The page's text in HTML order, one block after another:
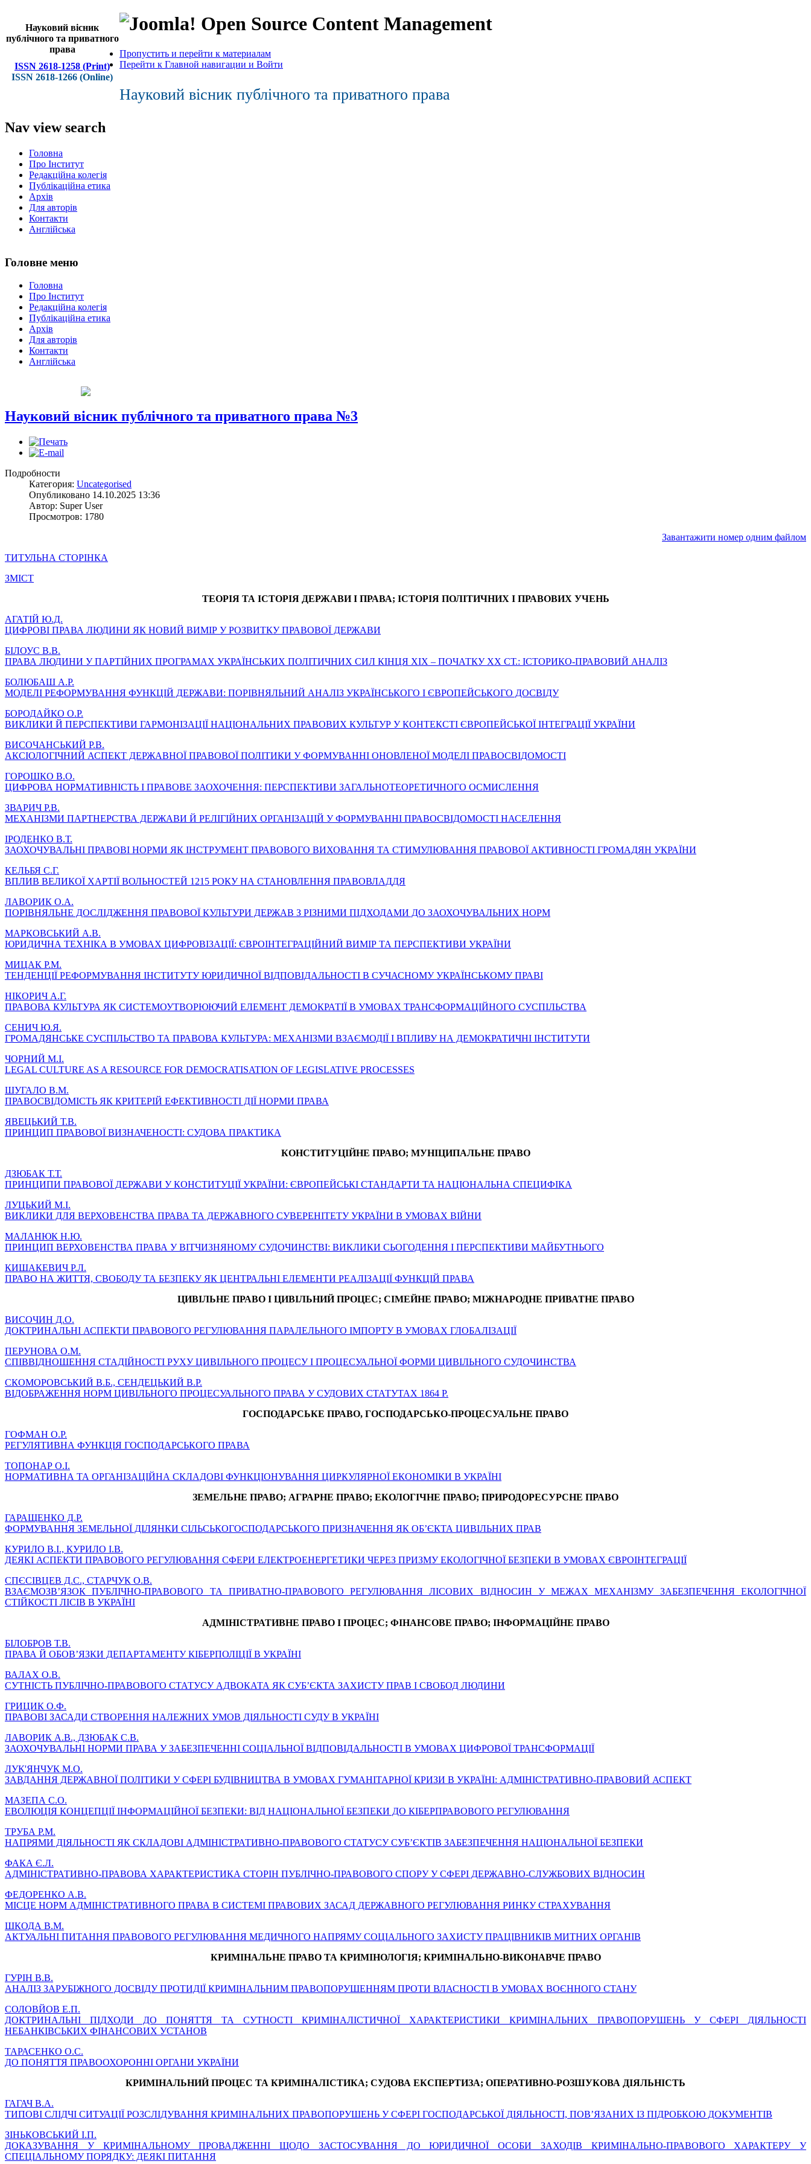
Науковий вісник
публічного та приватного
права
ISSN 2618-1258 (Print)
ISSN 2618-1266 (Online)
Open Source Content Management
Пропустить и перейти к материалам
Перейти к Главной навигации и Войти
Науковий вісник публічного та приватного права
Nav view search
Головна
Про Інститут
Редакційна колегія
Публікаційна етика
Архів
Для авторів
Контакти
Англійська
Головне меню
Головна
Про Інститут
Редакційна колегія
Публікаційна етика
Архів
Для авторів
Контакти
Англійська
Науковий вісник публічного та приватного права №3
Подробности
Категория: Uncategorised
Опубликовано 14.10.2025 13:36
Автор: Super User
Просмотров: 1780
Завантажити номер одним файлом
ТИТУЛЬНА СТОРІНКА
ЗМІСТ
ТЕОРІЯ ТА ІСТОРІЯ ДЕРЖАВИ І ПРАВА; ІСТОРІЯ ПОЛІТИЧНИХ І ПРАВОВИХ УЧЕНЬ
АГАТІЙ Ю.Д.
ЦИФРОВІ ПРАВА ЛЮДИНИ ЯК НОВИЙ ВИМІР У РОЗВИТКУ ПРАВОВОЇ ДЕРЖАВИ
БІЛОУС В.В.
ПРАВА ЛЮДИНИ У ПАРТІЙНИХ ПРОГРАМАХ УКРАЇНСЬКИХ ПОЛІТИЧНИХ СИЛ КІНЦЯ ХІХ – ПОЧАТКУ ХХ СТ.: ІСТОРИКО-ПРАВОВИЙ АНАЛІЗ
БОЛЮБАШ А.Р.
МОДЕЛІ РЕФОРМУВАННЯ ФУНКЦІЙ ДЕРЖАВИ: ПОРІВНЯЛЬНИЙ АНАЛІЗ УКРАЇНСЬКОГО І ЄВРОПЕЙСЬКОГО ДОСВІДУ
БОРОДАЙКО О.Р.
ВИКЛИКИ Й ПЕРСПЕКТИВИ ГАРМОНІЗАЦІЇ НАЦІОНАЛЬНИХ ПРАВОВИХ КУЛЬТУР У КОНТЕКСТІ ЄВРОПЕЙСЬКОЇ ІНТЕГРАЦІЇ УКРАЇНИ
ВИСОЧАНСЬКИЙ Р.В.
АКСІОЛОГІЧНИЙ АСПЕКТ ДЕРЖАВНОЇ ПРАВОВОЇ ПОЛІТИКИ У ФОРМУВАННІ ОНОВЛЕНОЇ МОДЕЛІ ПРАВОСВІДОМОСТІ
ГОРОШКО В.О.
ЦИФРОВА НОРМАТИВНІСТЬ І ПРАВОВЕ ЗАОХОЧЕННЯ: ПЕРСПЕКТИВИ ЗАГАЛЬНОТЕОРЕТИЧНОГО ОСМИСЛЕННЯ
ЗВАРИЧ Р.В.
МЕХАНІЗМИ ПАРТНЕРСТВА ДЕРЖАВИ Й РЕЛІГІЙНИХ ОРГАНІЗАЦІЙ У ФОРМУВАННІ ПРАВОСВІДОМОСТІ НАСЕЛЕННЯ
ІРОДЕНКО В.Т.
ЗАОХОЧУВАЛЬНІ ПРАВОВІ НОРМИ ЯК ІНСТРУМЕНТ ПРАВОВОГО ВИХОВАННЯ ТА СТИМУЛЮВАННЯ ПРАВОВОЇ АКТИВНОСТІ ГРОМАДЯН УКРАЇНИ
КЕЛЬБЯ С.Г.
ВПЛИВ ВЕЛИКОЇ ХАРТІЇ ВОЛЬНОСТЕЙ 1215 РОКУ НА СТАНОВЛЕННЯ ПРАВОВЛАДДЯ
ЛАВОРИК О.А.
ПОРІВНЯЛЬНЕ ДОСЛІДЖЕННЯ ПРАВОВОЇ КУЛЬТУРИ ДЕРЖАВ З РІЗНИМИ ПІДХОДАМИ ДО ЗАОХОЧУВАЛЬНИХ НОРМ
МАРКОВСЬКИЙ А.В.
ЮРИДИЧНА ТЕХНІКА В УМОВАХ ЦИФРОВІЗАЦІЇ: ЄВРОІНТЕГРАЦІЙНИЙ ВИМІР ТА ПЕРСПЕКТИВИ УКРАЇНИ
МИЦАК Р.М.
ТЕНДЕНЦІЇ РЕФОРМУВАННЯ ІНСТИТУТУ ЮРИДИЧНОЇ ВІДПОВІДАЛЬНОСТІ В СУЧАСНОМУ УКРАЇНСЬКОМУ ПРАВІ
НІКОРИЧ А.Г.
ПРАВОВА КУЛЬТУРА ЯК СИСТЕМОУТВОРЮЮЧИЙ ЕЛЕМЕНТ ДЕМОКРАТІЇ В УМОВАХ ТРАНСФОРМАЦІЙНОГО СУСПІЛЬСТВА
СЕНИЧ Ю.Я.
ГРОМАДЯНСЬКЕ СУСПІЛЬСТВО ТА ПРАВОВА КУЛЬТУРА: МЕХАНІЗМИ ВЗАЄМОДІЇ І ВПЛИВУ НА ДЕМОКРАТИЧНІ ІНСТИТУТИ
ЧОРНИЙ М.І.
LEGAL CULTURE AS A RESOURCE FOR DEMOCRATISATION OF LEGISLATIVE PROCESSES
ШУГАЛО В.М.
ПРАВОСВІДОМІСТЬ ЯК КРИТЕРІЙ ЕФЕКТИВНОСТІ ДІЇ НОРМИ ПРАВА
ЯВЕЦЬКИЙ Т.В.
ПРИНЦИП ПРАВОВОЇ ВИЗНАЧЕНОСТІ: СУДОВА ПРАКТИКА
КОНСТИТУЦІЙНЕ ПРАВО; МУНІЦИПАЛЬНЕ ПРАВО
ДЗЮБАК Т.Т.
ПРИНЦИПИ ПРАВОВОЇ ДЕРЖАВИ У КОНСТИТУЦІЇ УКРАЇНИ: ЄВРОПЕЙСЬКІ СТАНДАРТИ ТА НАЦІОНАЛЬНА СПЕЦИФІКА
ЛУЦЬКИЙ М.І.
ВИКЛИКИ ДЛЯ ВЕРХОВЕНСТВА ПРАВА ТА ДЕРЖАВНОГО СУВЕРЕНІТЕТУ УКРАЇНИ В УМОВАХ ВІЙНИ
МАЛАНЮК Н.Ю.
ПРИНЦИП ВЕРХОВЕНСТВА ПРАВА У ВІТЧИЗНЯНОМУ СУДОЧИНСТВІ: ВИКЛИКИ СЬОГОДЕННЯ І ПЕРСПЕКТИВИ МАЙБУТНЬОГО
КИШАКЕВИЧ Р.Л.
ПРАВО НА ЖИТТЯ, СВОБОДУ ТА БЕЗПЕКУ ЯК ЦЕНТРАЛЬНІ ЕЛЕМЕНТИ РЕАЛІЗАЦІЇ ФУНКЦІЙ ПРАВА
ЦИВІЛЬНЕ ПРАВО І ЦИВІЛЬНИЙ ПРОЦЕС; СІМЕЙНЕ ПРАВО; МІЖНАРОДНЕ ПРИВАТНЕ ПРАВО
ВИСОЧИН Д.О.
ДОКТРИНАЛЬНІ АСПЕКТИ ПРАВОВОГО РЕГУЛЮВАННЯ ПАРАЛЕЛЬНОГО ІМПОРТУ В УМОВАХ ГЛОБАЛІЗАЦІЇ
ПЕРУНОВА О.М.
СПІВВІДНОШЕННЯ СТАДІЙНОСТІ РУХУ ЦИВІЛЬНОГО ПРОЦЕСУ І ПРОЦЕСУАЛЬНОЇ ФОРМИ ЦИВІЛЬНОГО СУДОЧИНСТВА
СКОМОРОВСЬКИЙ В.Б., СЕНДЕЦЬКИЙ В.Р.
ВІДОБРАЖЕННЯ НОРМ ЦИВІЛЬНОГО ПРОЦЕСУАЛЬНОГО ПРАВА У СУДОВИХ СТАТУТАХ 1864 Р.
ГОСПОДАРСЬКЕ ПРАВО, ГОСПОДАРСЬКО-ПРОЦЕСУАЛЬНЕ ПРАВО
ГОФМАН О.Р.
РЕГУЛЯТИВНА ФУНКЦІЯ ГОСПОДАРСЬКОГО ПРАВА
ТОПОНАР О.І.
НОРМАТИВНА ТА ОРГАНІЗАЦІЙНА СКЛАДОВІ ФУНКЦІОНУВАННЯ ЦИРКУЛЯРНОЇ ЕКОНОМІКИ В УКРАЇНІ
ЗЕМЕЛЬНЕ ПРАВО; АГРАРНЕ ПРАВО; ЕКОЛОГІЧНЕ ПРАВО; ПРИРОДОРЕСУРСНЕ ПРАВО
ГАРАЩЕНКО Д.Р.
ФОРМУВАННЯ ЗЕМЕЛЬНОЇ ДІЛЯНКИ СІЛЬСЬКОГОСПОДАРСЬКОГО ПРИЗНАЧЕННЯ ЯК ОБ’ЄКТА ЦИВІЛЬНИХ ПРАВ
КУРИЛО В.І., КУРИЛО І.В.
ДЕЯКІ АСПЕКТИ ПРАВОВОГО РЕГУЛЮВАННЯ СФЕРИ ЕЛЕКТРОЕНЕРГЕТИКИ ЧЕРЕЗ ПРИЗМУ ЕКОЛОГІЧНОЇ БЕЗПЕКИ В УМОВАХ ЄВРОІНТЕГРАЦІЇ
СПЄСІВЦЕВ Д.С., СТАРЧУК О.В.
ВЗАЄМОЗВ’ЯЗОК ПУБЛІЧНО-ПРАВОВОГО ТА ПРИВАТНО-ПРАВОВОГО РЕГУЛЮВАННЯ ЛІСОВИХ ВІДНОСИН У МЕЖАХ МЕХАНІЗМУ ЗАБЕЗПЕЧЕННЯ ЕКОЛОГІЧНОЇ
СТІЙКОСТІ ЛІСІВ В УКРАЇНІ
АДМІНІСТРАТИВНЕ ПРАВО І ПРОЦЕС; ФІНАНСОВЕ ПРАВО; ІНФОРМАЦІЙНЕ ПРАВО
БІЛОБРОВ Т.В.
ПРАВА Й ОБОВ’ЯЗКИ ДЕПАРТАМЕНТУ КІБЕРПОЛІЦІЇ В УКРАЇНІ
ВАЛАХ О.В.
СУТНІСТЬ ПУБЛІЧНО-ПРАВОВОГО СТАТУСУ АДВОКАТА ЯК СУБ’ЄКТА ЗАХИСТУ ПРАВ І СВОБОД ЛЮДИНИ
ГРИЦИК О.Ф.
ПРАВОВІ ЗАСАДИ СТВОРЕННЯ НАЛЕЖНИХ УМОВ ДІЯЛЬНОСТІ СУДУ В УКРАЇНІ
ЛАВОРИК А.В., ДЗЮБАК С.В.
ЗАОХОЧУВАЛЬНІ НОРМИ ПРАВА У ЗАБЕЗПЕЧЕННІ СОЦІАЛЬНОЇ ВІДПОВІДАЛЬНОСТІ В УМОВАХ ЦИФРОВОЇ ТРАНСФОРМАЦІЇ
ЛУК'ЯНЧУК М.О.
ЗАВДАННЯ ДЕРЖАВНОЇ ПОЛІТИКИ У СФЕРІ БУДІВНИЦТВА В УМОВАХ ГУМАНІТАРНОЇ КРИЗИ В УКРАЇНІ: АДМІНІСТРАТИВНО-ПРАВОВИЙ АСПЕКТ
МАЗЕПА С.О.
ЕВОЛЮЦІЯ КОНЦЕПЦІЇ ІНФОРМАЦІЙНОЇ БЕЗПЕКИ: ВІД НАЦІОНАЛЬНОЇ БЕЗПЕКИ ДО КІБЕРПРАВОВОГО РЕГУЛЮВАННЯ
ТРУБА Р.М.
НАПРЯМИ ДІЯЛЬНОСТІ ЯК СКЛАДОВІ АДМІНІСТРАТИВНО-ПРАВОВОГО СТАТУСУ СУБ’ЄКТІВ ЗАБЕЗПЕЧЕННЯ НАЦІОНАЛЬНОЇ БЕЗПЕКИ
ФАКА Є.Л.
АДМІНІСТРАТИВНО-ПРАВОВА ХАРАКТЕРИСТИКА СТОРІН ПУБЛІЧНО-ПРАВОВОГО СПОРУ У СФЕРІ ДЕРЖАВНО-СЛУЖБОВИХ ВІДНОСИН
ФЕДОРЕНКО А.В.
МІСЦЕ НОРМ АДМІНІСТРАТИВНОГО ПРАВА В СИСТЕМІ ПРАВОВИХ ЗАСАД ДЕРЖАВНОГО РЕГУЛЮВАННЯ РИНКУ СТРАХУВАННЯ
ШКОДА В.М.
АКТУАЛЬНІ ПИТАННЯ ПРАВОВОГО РЕГУЛЮВАННЯ МЕДИЧНОГО НАПРЯМУ СОЦІАЛЬНОГО ЗАХИСТУ ПРАЦІВНИКІВ МИТНИХ ОРГАНІВ
КРИМІНАЛЬНЕ ПРАВО ТА КРИМІНОЛОГІЯ; КРИМІНАЛЬНО-ВИКОНАВЧЕ ПРАВО
ГУРІН В.В.
АНАЛІЗ ЗАРУБІЖНОГО ДОСВІДУ ПРОТИДІЇ КРИМІНАЛЬНИМ ПРАВОПОРУШЕННЯМ ПРОТИ ВЛАСНОСТІ В УМОВАХ ВОЄННОГО СТАНУ
СОЛОВЙОВ Е.П.
ДОКТРИНАЛЬНІ ПІДХОДИ ДО ПОНЯТТЯ ТА СУТНОСТІ КРИМІНАЛІСТИЧНОЇ ХАРАКТЕРИСТИКИ КРИМІНАЛЬНИХ ПРАВОПОРУШЕНЬ У СФЕРІ ДІЯЛЬНОСТІ
НЕБАНКІВСЬКИХ ФІНАНСОВИХ УСТАНОВ
ТАРАСЕНКО О.С.
ДО ПОНЯТТЯ ПРАВООХОРОННІ ОРГАНИ УКРАЇНИ
КРИМІНАЛЬНИЙ ПРОЦЕС ТА КРИМІНАЛІСТИКА; СУДОВА ЕКСПЕРТИЗА; ОПЕРАТИВНО-РОЗШУКОВА ДІЯЛЬНІСТЬ
ГАГАЧ В.А.
ТИПОВІ СЛІДЧІ СИТУАЦІЇ РОЗСЛІДУВАННЯ КРИМІНАЛЬНИХ ПРАВОПОРУШЕНЬ У СФЕРІ ГОСПОДАРСЬКОЇ ДІЯЛЬНОСТІ, ПОВ’ЯЗАНИХ ІЗ ПІДРОБКОЮ ДОКУМЕНТІВ
ЗІНЬКОВСЬКИЙ І.П.
ДОКАЗУВАННЯ У КРИМІНАЛЬНОМУ ПРОВАДЖЕННІ ЩОДО ЗАСТОСУВАННЯ ДО ЮРИДИЧНОЇ ОСОБИ ЗАХОДІВ КРИМІНАЛЬНО-ПРАВОВОГО ХАРАКТЕРУ У
СПЕЦІАЛЬНОМУ ПОРЯДКУ: ДЕЯКІ ПИТАННЯ